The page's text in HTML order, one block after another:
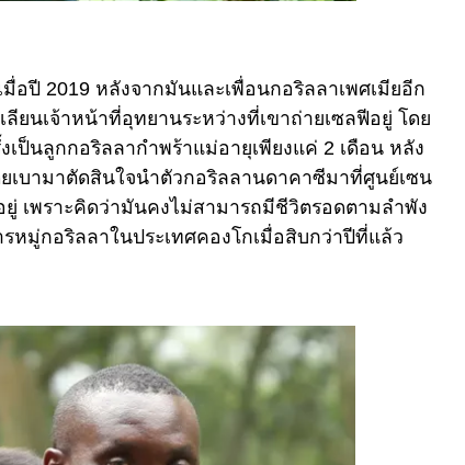
อปี 2019 หลังจากมันและเพื่อนกอริลลาเพศเมียอีก
ยนเจ้าหน้าที่อุทยานระหว่างที่เขาถ่ายเซลฟีอยู่ โดย
ป็นลูกกอริลลากำพร้าแม่อายุเพียงแค่ 2 เดือน หลัง
เบามาตัดสินใจนำตัวกอริลลานดาคาซีมาที่ศูนย์เซน
เพราะคิดว่ามันคงไม่สามารถมีชีวิตรอดตามลำพัง
หมู่กอริลลาในประเทศคองโกเมื่อสิบกว่าปีที่แล้ว